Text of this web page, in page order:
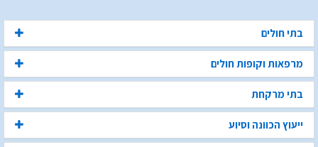
בתי חולים
מרפאות וקופות חולים
בתי מרקחת
ייעוץ הכוונה וסיוע